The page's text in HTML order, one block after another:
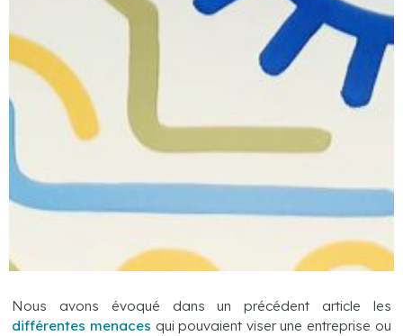
Nous avons évoqué dans un précédent article les
différentes menaces qui pouvaient viser une entreprise ou